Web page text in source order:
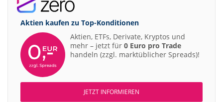
Aktien kaufen zu Top-Konditionen
Aktien, ETFs, Derivate, Kryptos und
mehr – jetzt für 0 Euro pro Trade
handeln (zzgl. marktüblicher Spreads)!
JETZT INFORMIEREN